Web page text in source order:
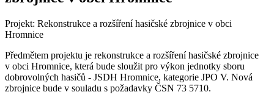
Projekt: Rekonstrukce a rozšíření hasičské zbrojnice v obci
Hromnice
Předmětem projektu je rekonstrukce a rozšíření hasičské zbrojnice
v obci Hromnice, která bude sloužit pro výkon jednotky sboru
dobrovolných hasičů - JSDH Hromnice, kategorie JPO V. Nová
zbrojnice bude v souladu s požadavky ČSN 73 5710.